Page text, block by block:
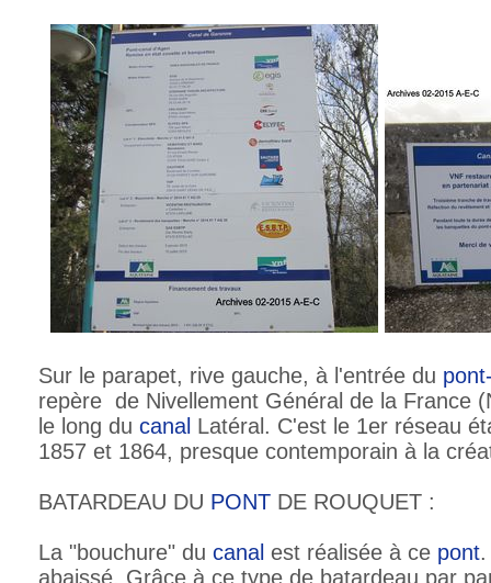
Sur le parapet, rive gauche, à l'entrée du
repère de Nivellement Général de la France
le long du canal Latéral. C'est le 1er réseau
1857 et 1864, presque contemporain à la
BATARDEAU DU PONT DE ROUQUET :
La "bouchure" du canal est réalisée à ce pont
abaissé. Grâce à ce type de batardeau par